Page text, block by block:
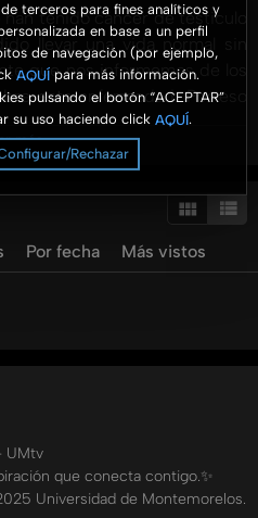
terceros para fines analíticos y
en base a un perfil
de navegación (por ejemplo,
AQUÍ para más información.
pulsando el botón “ACEPTAR”
su uso haciendo click AQUÍ.
Rechazar
han tenido cáncer de testiculo
llevar una vida normal sin
que nos informemos de los
esta enfermedad. Por eso
nos orientarán en la
en identificar anomalías de
y estilo de vida que debe
de testículo.
más
Por fecha
Más vistos
UMtv
que conecta contigo.✨
Universidad de Montemorelos.